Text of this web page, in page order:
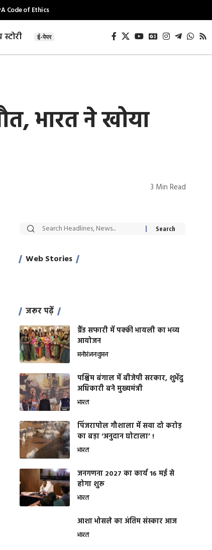
Code of Ethics
ई-पेपर
भारत ने खोया
3 Min Read
Web Stories
सट्टेबाजी में अरेस्ट
एक्टर साहिल
रोज एक कच्चे
जरूर पढ़ें
ग्रैंड सफारी में पक्की भायली का भव्य
आयोजन
मनोरंजनवुमन
पश्चिम बंगाल में बीजेपी सरकार, शुभेंदु
अधिकारी बने मुख्यमंत्री
भारत
​पिंजरापोल गौशाला में सवा दो करोड़
का बड़ा ‘अनुदान घोटाला’ !
भारत
जनगणना 2027 का कार्य 16 मई से
होगा शुरू
भारत
आशा भोसले का अंतिम संस्कार आज
भारत